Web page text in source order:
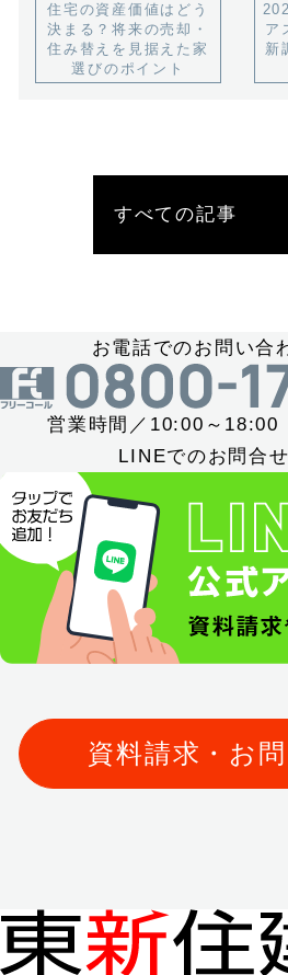
住宅の資産価値はどう
決まる？将来の売却・
住み替えを見据えた家
選びのポイント
ア
新
すべての記事
お電話でのお問い合
営業時間／10:00～
LINEでのお問合
資料請求・お